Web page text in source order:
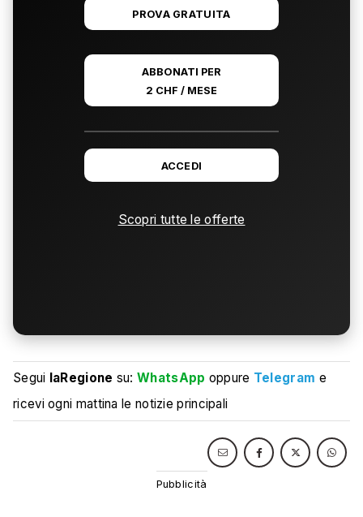
PROVA GRATUITA
ABBONATI PER
2 CHF / MESE
ACCEDI
Scopri tutte le offerte
Segui laRegione su:WhatsApp oppure Telegram e
ricevi ogni mattina le notizie principali